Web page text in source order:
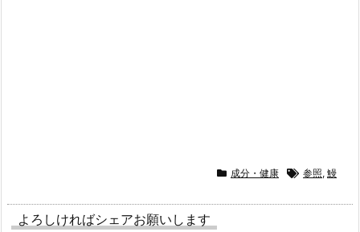
成分・健康 参照, 鰻
よろしければシェアお願いします